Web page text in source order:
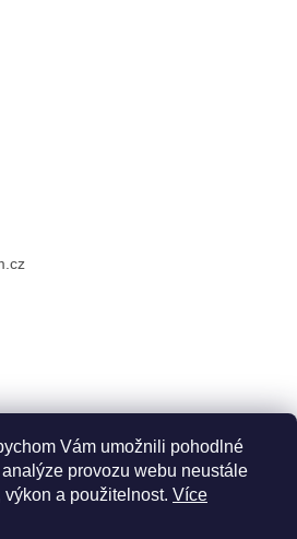
Vám umožnili pohodlné
provozu webu neustále
a použitelnost. Více
osobně vybírat stromy a